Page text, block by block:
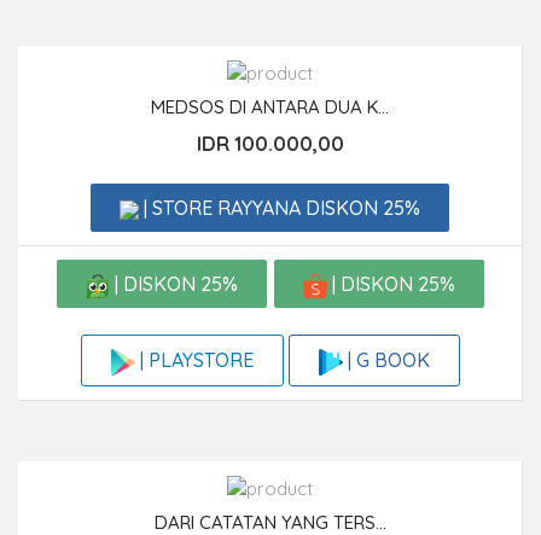
MEDSOS DI ANTARA DUA K...
IDR 100.000,00
| STORE RAYYANA DISKON 25%
| DISKON 25% | DISKON 25%
| PLAYSTORE | G BOOK
DARI CATATAN YANG TERS...